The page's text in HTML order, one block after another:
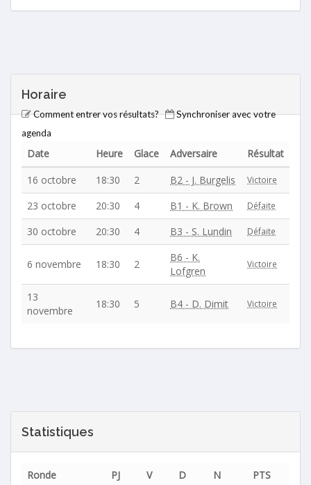
Horaire
Comment entrer vos résultats?
Synchroniser avec votre
agenda
Date Heure Glace Adversaire
Résultat
16 octobre
18:30 2 B2 - J. Burgelis Victoire
23 octobre 20:30 4 B1 - K. Brown Défaite
30 octobre 20:30 4 B3 - S. Lundin Défaite
6 novembre 18:30 2
B6 - K.
Lofgren
Victoire
13
novembre
18:30 5 B4 - D. Dimit Victoire
Statistiques
Ronde PJ V D N PTS